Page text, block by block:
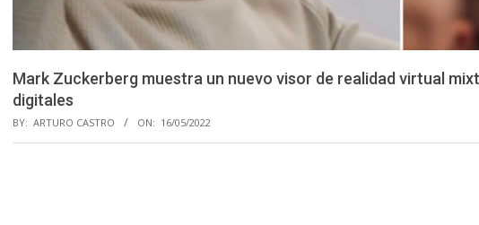
Mark Zuckerberg muestra un nuevo visor de realidad virtual
digitales
BY: ARTURO CASTRO ON: 16/05/2022